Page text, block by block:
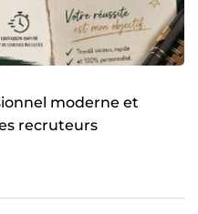
moderne et
recruteurs